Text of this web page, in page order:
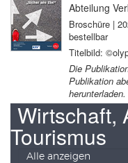
Abteilung
Broschüre |
bestellbar
Titelbild:
Die
Publikation
herunterladen.
Wirtschaft,
Tourismus
Alle anzeigen